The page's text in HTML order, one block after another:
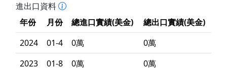
進出口資料
年份
月份 總進口實績(美金)
總出口實績(美金)
2024
01-4 0萬
0萬
2023
01-8 0萬
0萬